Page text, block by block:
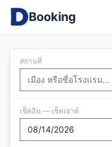
Booking
สถานที่
เช็คอิน — เช็คเอาต์